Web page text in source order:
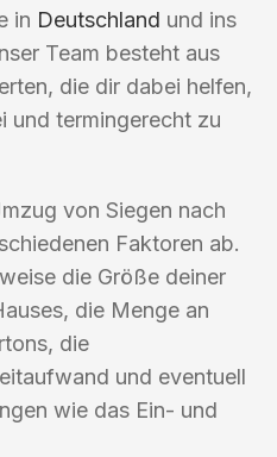
in Deutschland und ins
Team besteht aus
die dir dabei helfen,
und termingerecht zu
von Siegen nach
Faktoren ab.
die Größe deiner
die Menge an
die
und eventuell
wie das Ein- und